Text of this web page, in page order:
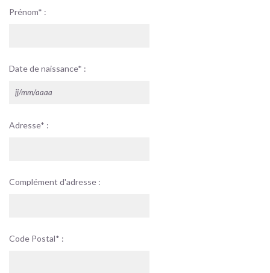
Prénom* :
Date de naissance* :
Adresse* :
Complément d'adresse :
Code Postal* :